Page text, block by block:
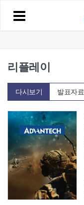
리플레이
다시보기 발표자료